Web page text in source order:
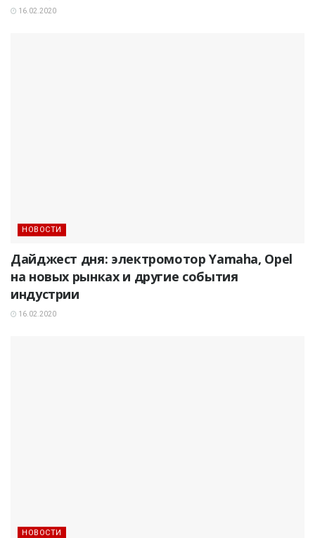
16.02.2020
НОВОСТИ
Дайджест дня: электромотор Yamaha, Opel
на новых рынках и другие события
индустрии
16.02.2020
НОВОСТИ